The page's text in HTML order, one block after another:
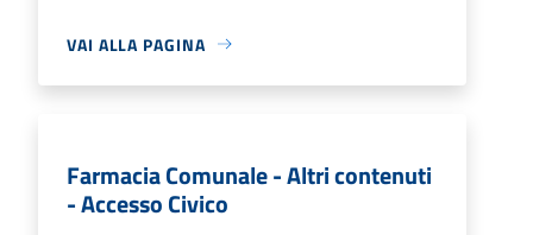
VAI ALLA PAGINA
Farmacia Comunale - Altri contenuti
- Accesso Civico